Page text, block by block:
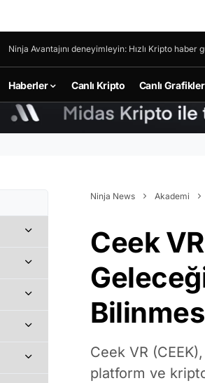
Ninja Avantajını deneyimleyin: Hızlı Kripto
Haberler Canlı Kripto Canlı Grafikler
Ninja News Akademi
Ceek
Ceek VR
platform ve